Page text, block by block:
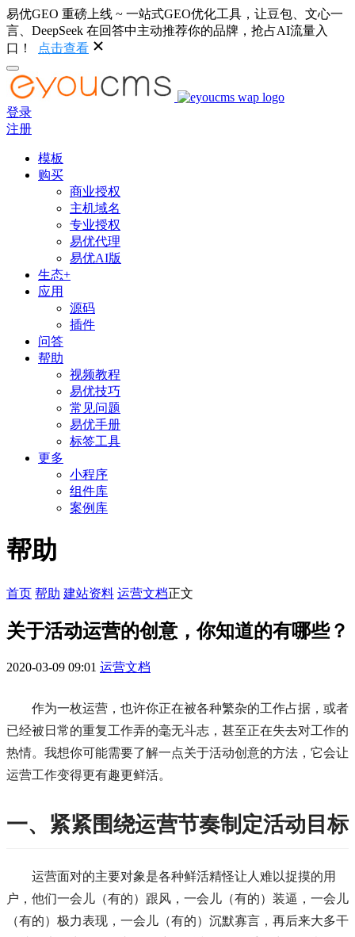
易优GEO 重磅上线 ~ 一站式GEO优化工具，让豆包、文心一
言、DeepSeek 在回答中主动推荐你的品牌，抢占AI流量入
口！
点击查看
登录
注册
模板
购买
商业授权
主机域名
专业授权
易优代理
易优AI版
生态+
应用
源码
插件
问答
帮助
视频教程
易优技巧
常见问题
易优手册
标签工具
更多
小程序
组件库
案例库
帮助
首页 帮助 建站资料 运营文档正文
关于活动运营的创意，你知道的有哪些？
2020-03-09 09:01 运营文档
作为一枚运营，也许你正在被各种繁杂的工作占据，或者
已经被日常的重复工作弄的毫无斗志，甚至正在失去对工作的
热情。我想你可能需要了解一点关于活动创意的方法，它会让
运营工作变得更有趣更鲜活。
一、紧紧围绕运营节奏制定活动目标
运营面对的主要对象是各种鲜活精怪让人难以捉摸的用
户，他们一会儿（有的）跟风，一会儿（有的）装逼，一会儿
（有的）极力表现，一会儿（有的）沉默寡言，再后来大多干